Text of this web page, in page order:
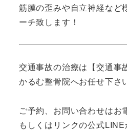
筋膜の歪みや自立神経など
ーチ致します！
交通事故の治療は【交通事
かるむ整骨院へお任せ下さ
ご予約、お問い合わせはお
もしくはリンクの公式